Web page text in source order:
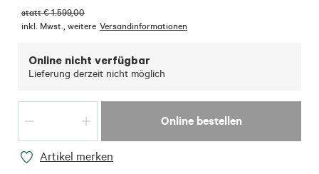
statt€1.599,00
inkl. Mwst.
weitere Versandinformationen
Online nicht verfügbar
Lieferung derzeit nicht möglich
Online bestellen
Artikel merken